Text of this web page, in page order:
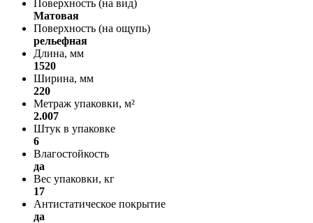
Поверхность (на вид)
Матовая
Поверхность (на ощупь)
рельефная
Длина, мм
1520
Ширина, мм
220
Метраж упаковки, м²
2.007
Штук в упаковке
6
Влагостойкость
да
Вес упаковки, кг
17
Антистатическое покрытие
да